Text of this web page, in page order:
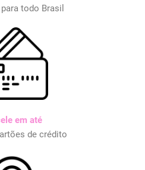
todo Brasil
em até
de crédito